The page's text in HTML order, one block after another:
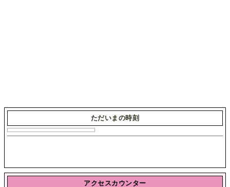
ただいまの時刻
アクセスカウンター